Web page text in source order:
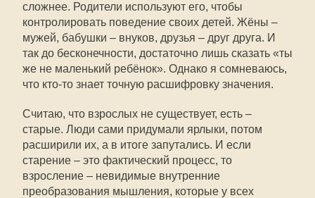
сложнее. Родители используют его, чтобы
контролировать поведение своих детей. Жёны –
мужей, бабушки – внуков, друзья – друг друга. И
так до бесконечности, достаточно лишь сказать «ты
же не маленький ребёнок». Однако я сомневаюсь,
что кто-то знает точную расшифровку значения.
Считаю, что взрослых не существует, есть –
старые. Люди сами придумали ярлыки, потом
расширили их, а в итоге запутались. И если
старение – это фактический процесс, то
взросление – невидимые внутренние
преобразования мышления, которые у всех